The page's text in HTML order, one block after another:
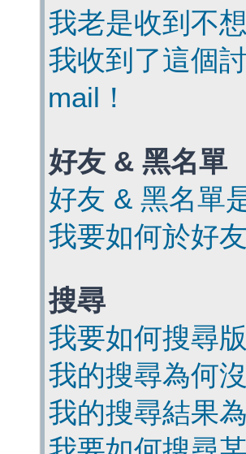
我老是收到不
我收到了這個
mail！
好友 & 黑名單
好友 & 黑名單
我要如何於好
搜尋
我要如何搜尋
我的搜尋為何
我的搜尋結果